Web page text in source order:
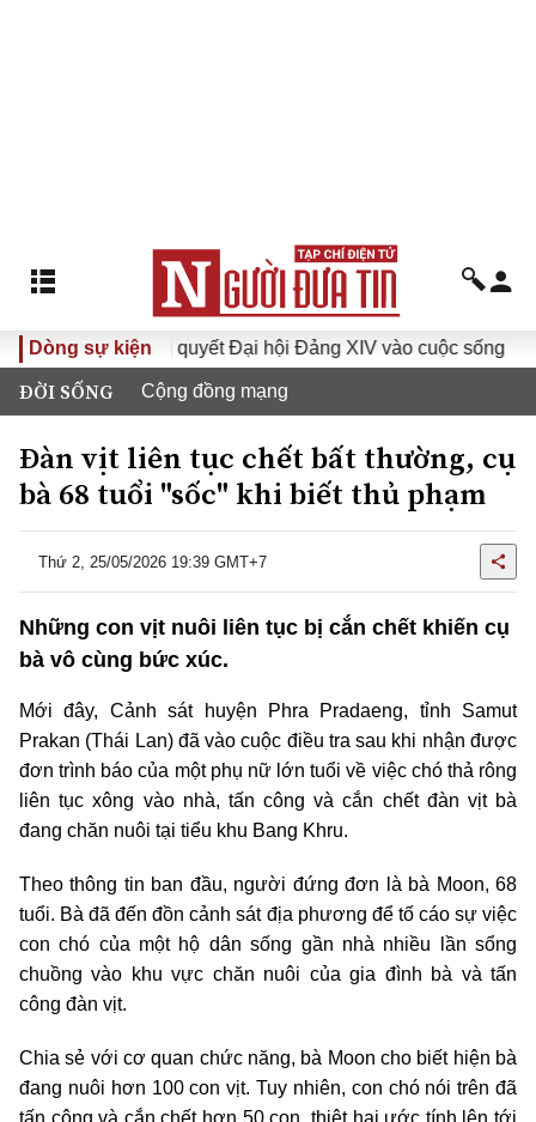
Dòng sự kiện
Đưa Nghị quyết Đại hội Đảng XIV vào cuộc sống
ĐỜI SỐNG Cộng đồng mạng
Đàn vịt liên tục chết bất thường, cụ
bà 68 tuổi "sốc" khi biết thủ phạm
Thứ 2, 25/05/2026 19:39 GMT+7
Những con vịt nuôi liên tục bị cắn chết khiến cụ
bà vô cùng bức xúc.
Mới đây, Cảnh sát huyện Phra Pradaeng, tỉnh Samut
Prakan (Thái Lan) đã vào cuộc điều tra sau khi nhận được
đơn trình báo của một phụ nữ lớn tuổi về việc chó thả rông
liên tục xông vào nhà, tấn công và cắn chết đàn vịt bà
đang chăn nuôi tại tiểu khu Bang Khru.
Theo thông tin ban đầu, người đứng đơn là bà Moon, 68
tuổi. Bà đã đến đồn cảnh sát địa phương để tố cáo sự việc
con chó của một hộ dân sống gần nhà nhiều lần sổng
chuồng vào khu vực chăn nuôi của gia đình bà và tấn
công đàn vịt.
Chia sẻ với cơ quan chức năng, bà Moon cho biết hiện bà
đang nuôi hơn 100 con vịt. Tuy nhiên, con chó nói trên đã
tấn công và cắn chết hơn 50 con, thiệt hại ước tính lên tới